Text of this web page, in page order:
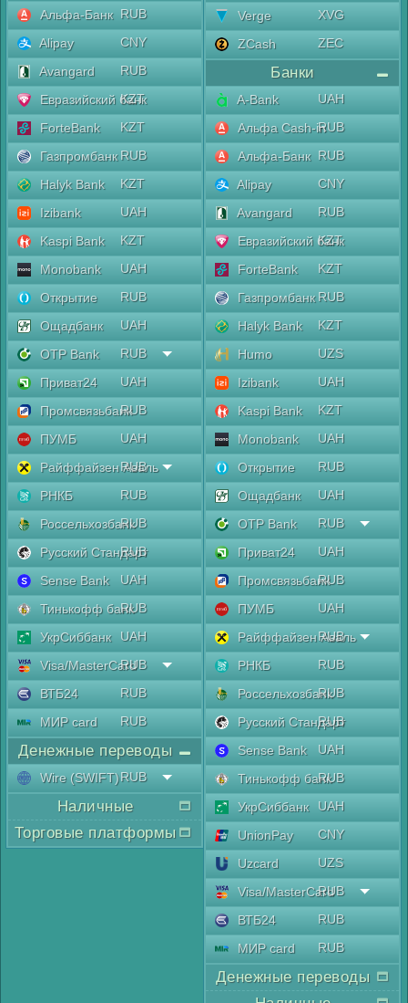
Альфа-Банк RUB
Alipay
CNY
Avangard
RUB
Евразийский банк
KZT
ForteBank
KZT
Газпромбанк RUB
Halyk Bank
KZT
Izibank
UAH
Kaspi Bank
KZT
Monobank
UAH
Открытие
RUB
Ощадбанк
UAH
OTP Bank
RUB
Приват24
UAH
ПромсвязьбанкRUB
ПУМБ
UAH
Райффайзен Аваль
RUB
РНКБ
RUB
РоссельхозбанкRUB
Русский Стандарт
RUB
Sense Bank
UAH
Тинькофф банкRUB
УкрСиббанк
UAH
Visa/MasterCard
RUB
ВТБ24
RUB
МИР card
RUB
Денежные переводы
Wire (SWIFT)RUB
Наличные
Торговые платформы
Verge
XVG
ZCash
ZEC
Банки
A-Bank
UAH
Альфа Cash-inRUB
Альфа-Банк RUB
Alipay
CNY
Avangard
RUB
Евразийский банк
KZT
ForteBank
KZT
Газпромбанк RUB
Halyk Bank
KZT
Humo
UZS
Izibank
UAH
Kaspi Bank
KZT
Monobank
UAH
Открытие
RUB
Ощадбанк
UAH
OTP Bank
RUB
Приват24
UAH
ПромсвязьбанкRUB
ПУМБ
UAH
Райффайзен Аваль
RUB
РНКБ
RUB
РоссельхозбанкRUB
Русский Стандарт
RUB
Sense Bank
UAH
Тинькофф банкRUB
УкрСиббанк
UAH
UnionPay
CNY
Uzcard
UZS
Visa/MasterCard
RUB
ВТБ24
RUB
МИР card
RUB
Денежные переводы